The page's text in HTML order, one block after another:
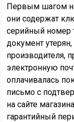
Первым шагом
они содержат
серийный номер
документ
производителя,
электронную
оплачивалась
письмо с
на сайте
гарантийный